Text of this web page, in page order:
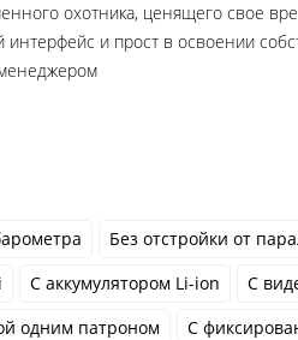
охотника, ценящего свое
и прост в освоении
Без отстройки от
С аккумулятором Li-ion
С
одним патроном
С